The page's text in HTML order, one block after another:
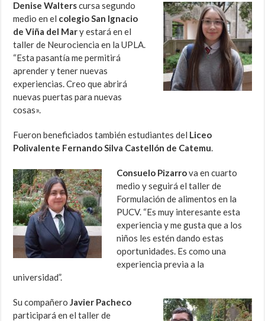
Denise Walterscursa segundo
medio en el colegio San Ignacio
de Viña del Mary estará en el
taller de Neurociencia en la UPLA.
“Esta pasantía me permitirá
aprender y tener nuevas
experiencias. Creo que abrirá
nuevas puertas para nuevas
cosas».
Fueron beneficiados también estudiantes del Liceo
Polivalente Fernando Silva Castellón de Catemu.
Consuelo Pizarrova en cuarto
medio y seguirá el taller de
Formulación de alimentos en la
PUCV. “Es muy interesante esta
experiencia y me gusta que a los
niños les estén dando estas
oportunidades. Es como una
experiencia previa a la
universidad”.
Su compañeroJavier Pacheco
participará en el taller de